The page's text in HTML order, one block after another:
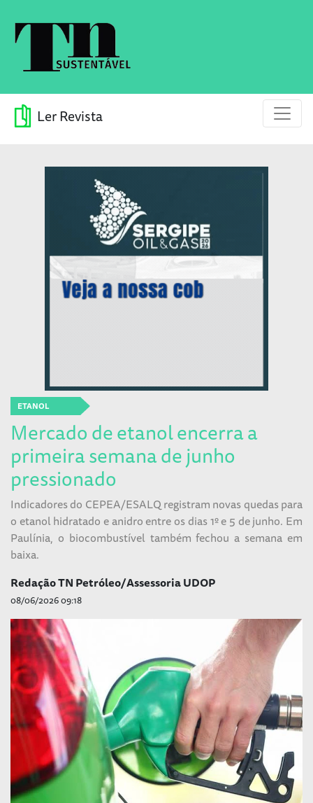
Ler Revista
ETANOL
Mercado de etanol encerra a
primeira semana de junho
pressionado
Indicadores do CEPEA/ESALQ registram novas quedas para
o etanol hidratado e anidro entre os dias 1º e 5 de junho. Em
Paulínia, o biocombustível também fechou a semana em
baixa.
Redação TN Petróleo/Assessoria UDOP
08/06/2026 09:18